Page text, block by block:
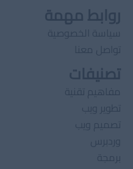
روابط مهمة
سياسة الخصوصية
تواصل معنا
تصنيفات
مفاهيم تقنية
تطوير ويب
تصميم ويب
وردبرس
برمجة